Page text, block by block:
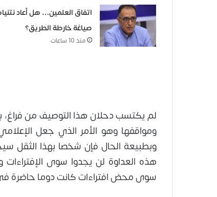
اتفاق العلمين… هل أعاد
صياغة خارطة الطريق؟
منذ 10 ساعات
لم يكتسب دحلان هذا التوصيف من
ومواقفها وهو الأمر الذي جعل
وبطبيعة الحال فإن شخصا بهذا الثقل
هذه العداوة لن يجدوا سوى
سوى محض افتراءات كانت دوما حاضرة